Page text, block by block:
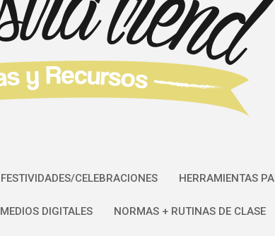
FESTIVIDADES/CELEBRACIONES HERRAMIENTAS
MEDIOS DIGITALES NORMAS + RUTINAS DE CLASE